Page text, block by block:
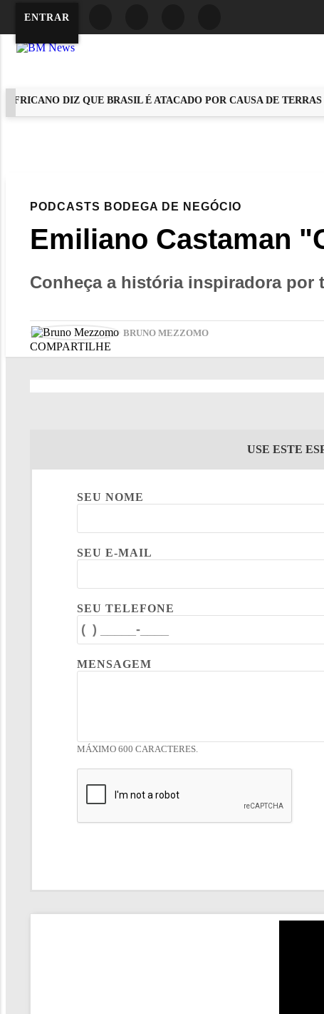
ENTRAR
DIZ QUE BRASIL É ATACADO POR CAUSA DE TERRAS
PODCASTS BODEGA DE NEGÓCIO
Emiliano Castaman
Conheça a história inspiradora por
BRUNO MEZZOMO
COMPARTILHE
USE ESTE
SEU NOME
SEU E-MAIL
SEU TELEFONE
MENSAGEM
MÁXIMO 600 CARACTERES.